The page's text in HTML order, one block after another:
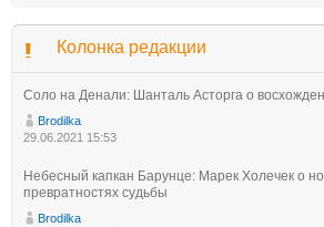
Колонка редакции
Соло на Денали: Шанталь Асторга о
Brodilka
29.06.2021 15:53
Небесный капкан Барунце: Марек Холечек о
превратностях судьбы
Brodilka